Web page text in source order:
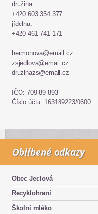
družina:
+420 603 354 377
jídelna:
+420 461 741 171
hermonova@email.cz
zsjedlova@email.cz
druzinazs@email.cz
IČO: 709 89 893
Číslo účtu: 163189223/0600
Oblíbené odkazy
Obec Jedlová
Recyklohraní
Školní mléko